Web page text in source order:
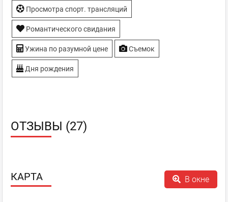
Просмотра спорт. трансляций
Романтического свидания
Ужина по разумной цене Съемок
Дня рождения
ОТЗЫВЫ (27)
КАРТА В окне